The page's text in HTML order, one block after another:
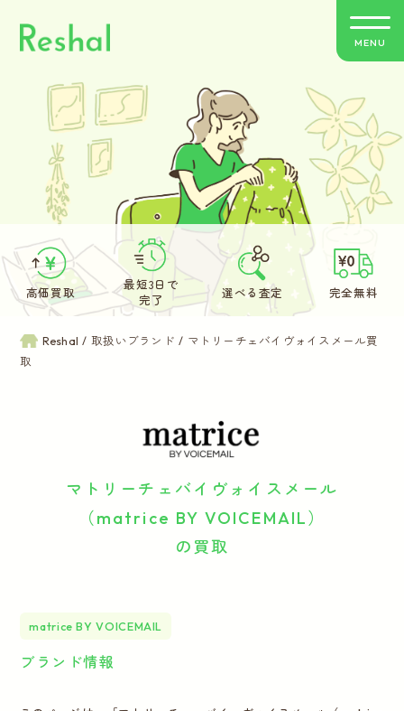
リシャールの特徴
買取方法のご案内
取扱いブランド
よくあるご質問
お客さまの声
運営会社
かんたん買取申込 きっちり買取申込
MENU
高価買取
最短3日で
完了
選べる査定 完全無料
Reshal 取扱いブランド
マトリーチェバイヴォイスメール買
取
マトリーチェバイヴォイスメール
（matrice BY VOICEMAIL）
の買取
matrice BY VOICEMAIL
ブランド情報